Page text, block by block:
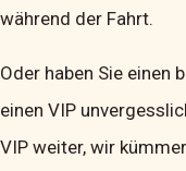
während der Fahrt.
Oder haben Sie einen
einen VIP
VIP weiter, wir